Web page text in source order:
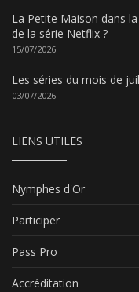
La Petite Maison dans
de la série Netflix ?
15/07/2026
Les séries du mois de
03/07/2026
LIENS UTILES
Nymphes d'Or
Participer
Pass Pro
Accréditation